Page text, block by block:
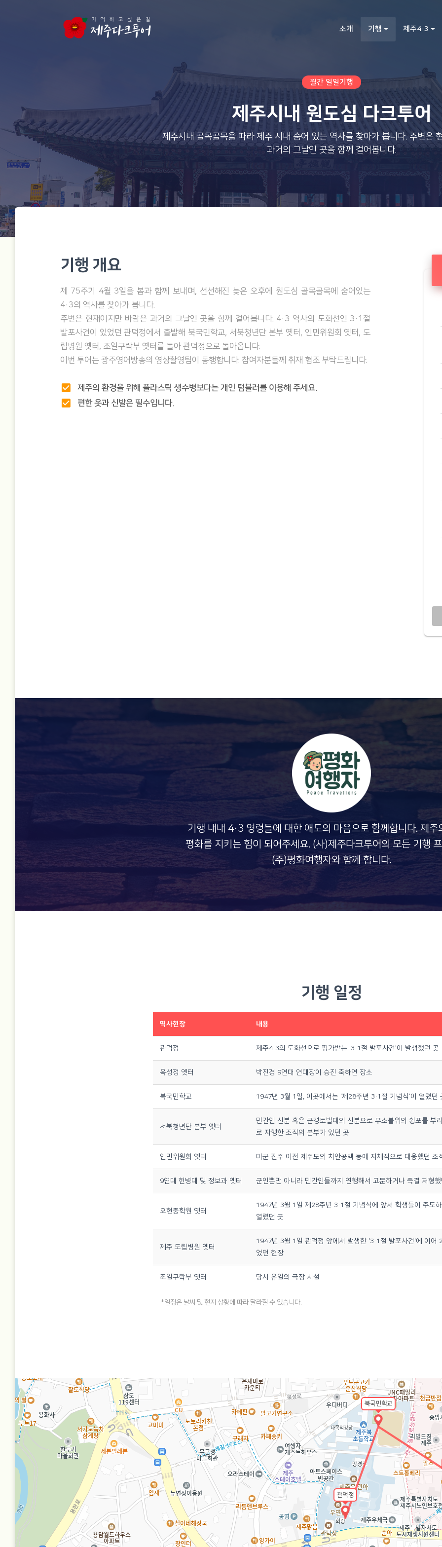
소개 기행 제주4·3
월간 일일기행
제주시내 원도심 다크투어
제주시내 골목골목을 따라 제주 시내 숨어 있는 역사를 찾아가 봅니다. 주변은
과거의 그날인 곳을 함께 걸어봅니다.
기행 개요
제 75주기 4월 3일을 봄과 함께 보내며, 선선해진 늦은 오후에 원도심 골목골목에 숨어있는
4·3의 역사를 찾아가 봅니다.
주변은 현재이지만 바람은 과거의 그날인 곳을 함께 걸어봅니다. 4·3 역사의 도화선인 3·1절
발포사건이 있었던 관덕정에서 출발해 북국민학교, 서북청년단 본부 옛터, 인민위원회 옛터, 도
립병원 옛터, 조일구락부 옛터를 돌아 관덕정으로 돌아옵니다.
이번 투어는 광주영어방송의 영상촬영팀이 동행합니다. 참여자분들께 취재 협조 부탁드립니다.
check_box 제주의 환경을 위해 플라스틱 생수병보다는 개인 텀블러를 이용해 주세요.
check_box 편한 옷과 신발은 필수입니다.
기행 내내 4·3 영령들에 대한 애도의 마음으로 함께합니다. 제주
평화를 지키는 힘이 되어주세요. (사)제주다크투어의 모든 기행
(주)평화여행자와 함께 합니다.
기행 일정
역사현장 내용
관덕정 제주4·3의 도화선으로 평가받는 '3·1절 발포사건'이 발생했던 곳
옥성정 옛터 박진경 9연대 연대장이 승진 축하연 장소
북국민학교 1947년 3월 1일, 이곳에서는 ‘제28주년 3·1절 기념식’이 열렸던
서북청년단 본부 옛터
민간인 신분 혹은 군경토벌대의 신분으로 무소불위의 횡포를 부
로 자행한 조직의 본부가 있던 곳
인민위원회 옛터 미군 진주 이전 제주도의 치안공백 등에 자체적으로 대응했던 조
9연대 헌병대 및 정보과 옛터 군인뿐만 아니라 민간인들까지 연행해서 고문하거나 즉결 처형
오현중학원 옛터
1947년 3월 1일 제28주년 3·1절 기념식에 앞서 학생들이 주도
열렸던 곳
제주 도립병원 옛터
1947년 3월 1일 관덕정 앞에서 발생한 '3·1절 발포사건'에 이어
었던 현장
조일구락부 옛터 당시 유일의 극장 시설
*일정은 날씨 및 현지 상황에 따라 달라질 수 있습니다.
관덕정
북국민학교